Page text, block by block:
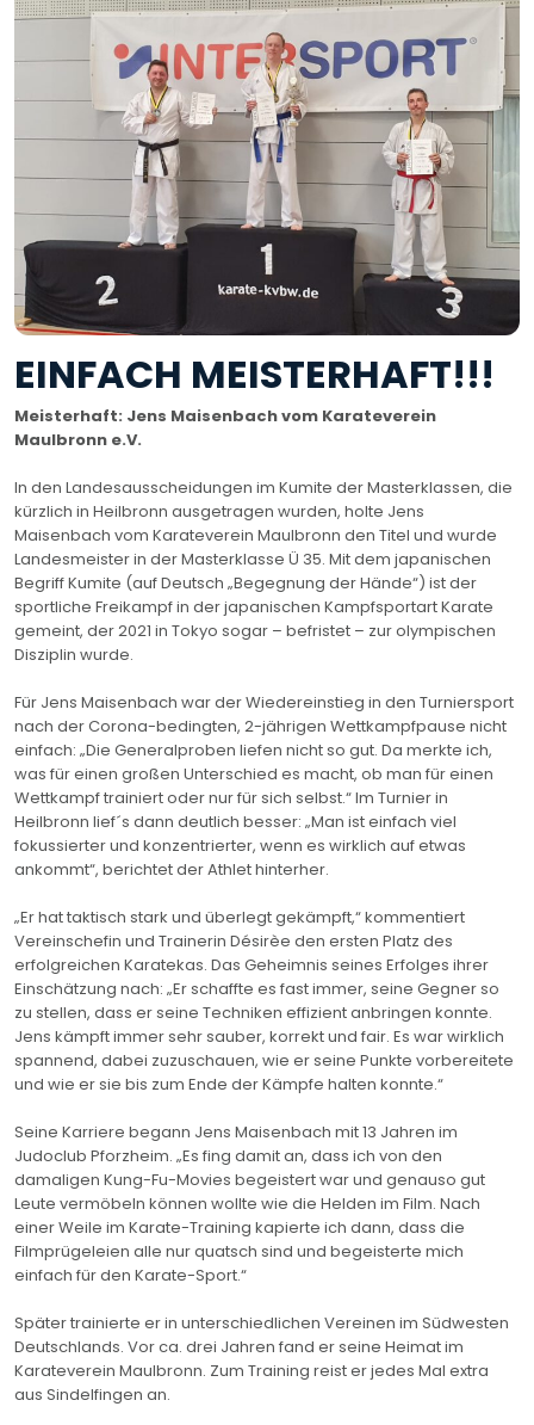
EINFACH MEISTERHAFT!!!
Meisterhaft: Jens Maisenbach vom Karateverein
Maulbronn e.V.
In den Landesausscheidungen im Kumite der Masterklassen, die
kürzlich in Heilbronn ausgetragen wurden, holte Jens
Maisenbach vom Karateverein Maulbronn den Titel und wurde
Landesmeister in der Masterklasse Ü 35. Mit dem japanischen
Begriff Kumite (auf Deutsch „Begegnung der Hände“) ist der
sportliche Freikampf in der japanischen Kampfsportart Karate
gemeint, der 2021 in Tokyo sogar – befristet – zur olympischen
Disziplin wurde.
Für Jens Maisenbach war der Wiedereinstieg in den Turniersport
nach der Corona-bedingten, 2-jährigen Wettkampfpause nicht
einfach: „Die Generalproben liefen nicht so gut. Da merkte ich,
was für einen großen Unterschied es macht, ob man für einen
Wettkampf trainiert oder nur für sich selbst.“ Im Turnier in
Heilbronn lief´s dann deutlich besser: „Man ist einfach viel
fokussierter und konzentrierter, wenn es wirklich auf etwas
ankommt“, berichtet der Athlet hinterher.
„Er hat taktisch stark und überlegt gekämpft,“ kommentiert
Vereinschefin und Trainerin Désirèe den ersten Platz des
erfolgreichen Karatekas. Das Geheimnis seines Erfolges ihrer
Einschätzung nach: „Er schaffte es fast immer, seine Gegner so
zu stellen, dass er seine Techniken effizient anbringen konnte.
Jens kämpft immer sehr sauber, korrekt und fair. Es war wirklich
spannend, dabei zuzuschauen, wie er seine Punkte vorbereitete
und wie er sie bis zum Ende der Kämpfe halten konnte.“
Seine Karriere begann Jens Maisenbach mit 13 Jahren im
Judoclub Pforzheim. „Es fing damit an, dass ich von den
damaligen Kung-Fu-Movies begeistert war und genauso gut
Leute vermöbeln können wollte wie die Helden im Film. Nach
einer Weile im Karate-Training kapierte ich dann, dass die
Filmprügeleien alle nur quatsch sind und begeisterte mich
einfach für den Karate-Sport.“
Später trainierte er in unterschiedlichen Vereinen im Südwesten
Deutschlands. Vor ca. drei Jahren fand er seine Heimat im
Karateverein Maulbronn. Zum Training reist er jedes Mal extra
aus Sindelfingen an.